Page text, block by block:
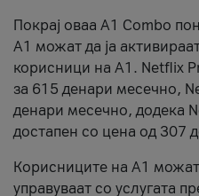
Покрај оваа A1 Combo
А1 можат да ја
корисници на А1. Netflix
за 615 денари месечно,
денари месечно, додека
достапен со цена од 307
Корисниците на А1
управуваат со услугата